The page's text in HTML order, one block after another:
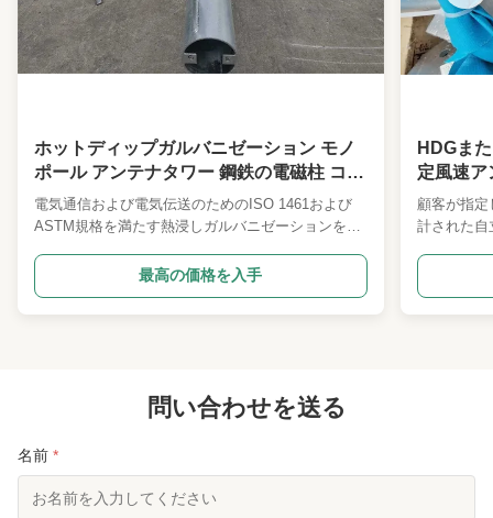
ホットディップガルバニゼーション モノ
ポール アンテナタワー 鋼鉄の電磁柱 コン
クリートベース
電気通信および電気伝送のためのISO 1461および
ASTM規格を満たす熱浸しガルバニゼーションを持
主要設計パラメータ 1 設計コード ANSI/TIA222G,H
または欧州標準など 2 設計積載 1世界各地のクライ
アントによって指定されたアンテナ負荷エリア. 2客
2009,ASTM A123 6 鉄鋼類 1高強度低合金構造
鋼:Q355または同等のASTM Gr50また...
最高の価格を入手
HDGま
定風速ア
顧客が指
計された自
世界各地の
ナ負荷エリ
問い合わせを送る
名前 *